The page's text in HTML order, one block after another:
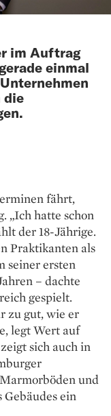
im Auftrag
einmal
die
fährt,
„Ich hatte schon
der 18-Jährige.
Praktikanten als
seiner ersten
– dachte
gespielt.
zu gut, wie er
legt Wert auf
sich auch in
und
ein